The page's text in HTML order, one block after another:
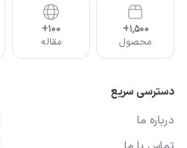
1,500+
محصول
100+
مقاله
دسترسی سریع
درباره ما